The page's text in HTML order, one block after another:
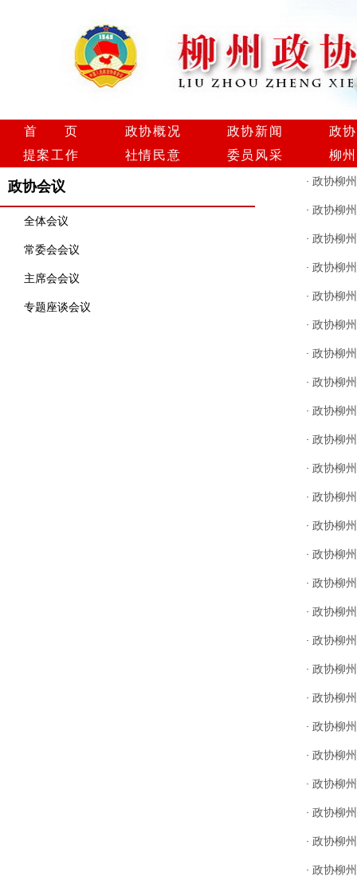
首 页 政协概况 政协新闻
政
提案工作
社情民意 委员风采 柳
政协会议
全体会议
常委会会议
主席会会议
专题座谈会议
· 政协柳
· 政协柳
· 政协柳
· 政协柳
· 政协柳
· 政协柳
· 政协柳
· 政协柳
· 政协柳
· 政协柳
· 政协柳
· 政协柳
· 政协柳
· 政协柳
· 政协柳
· 政协柳
· 政协柳
· 政协柳
· 政协柳
· 政协柳
· 政协柳
· 政协柳
· 政协柳
· 政协柳
· 政协柳